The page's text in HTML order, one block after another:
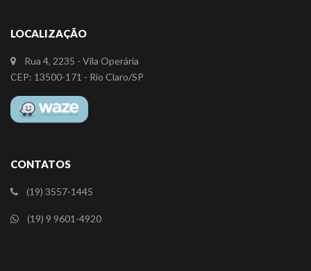
LOCALIZAÇÃO
Rua 4, 2235 - Vila Operária
CEP: 13500-171 - Rio Claro/SP
CONTATOS
(19) 3557-1445
(19) 9 9601-4920